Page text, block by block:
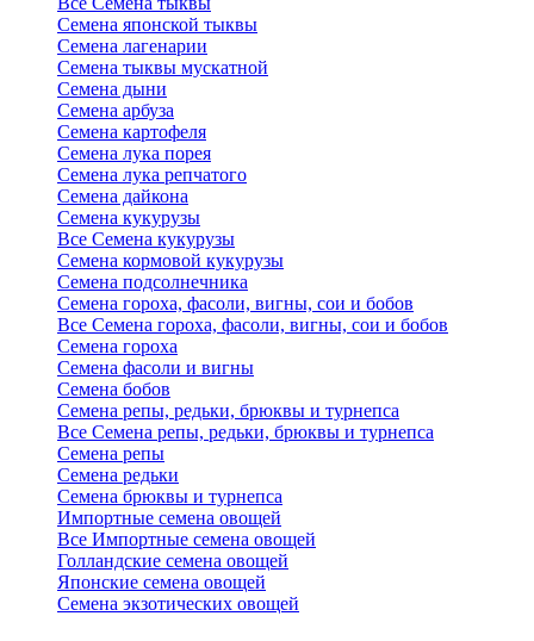
Семена японской тыквы
Семена лагенарии
Семена тыквы мускатной
Семена дыни
Семена арбуза
Семена картофеля
Семена лука порея
Семена лука репчатого
Семена дайкона
Семена кукурузы
Все Семена кукурузы
Семена кормовой кукурузы
Семена подсолнечника
Семена гороха, фасоли, вигны, сои и бобов
Все Семена гороха, фасоли, вигны, сои и бобов
Семена гороха
Семена фасоли и вигны
Семена бобов
Семена репы, редьки, брюквы и турнепса
Все Семена репы, редьки, брюквы и турнепса
Семена репы
Семена редьки
Семена брюквы и турнепса
Импортные семена овощей
Все Импортные семена овощей
Голландские семена овощей
Японские семена овощей
Семена экзотических овощей